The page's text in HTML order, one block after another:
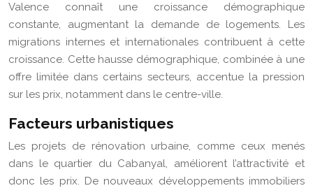
Valence connaît une croissance démographique
constante, augmentant la demande de logements. Les
migrations internes et internationales contribuent à cette
croissance. Cette hausse démographique, combinée à une
offre limitée dans certains secteurs, accentue la pression
sur les prix, notamment dans le centre-ville.
Facteurs urbanistiques
Les projets de rénovation urbaine, comme ceux menés
dans le quartier du Cabanyal, améliorent l’attractivité et
donc les prix. De nouveaux développements immobiliers